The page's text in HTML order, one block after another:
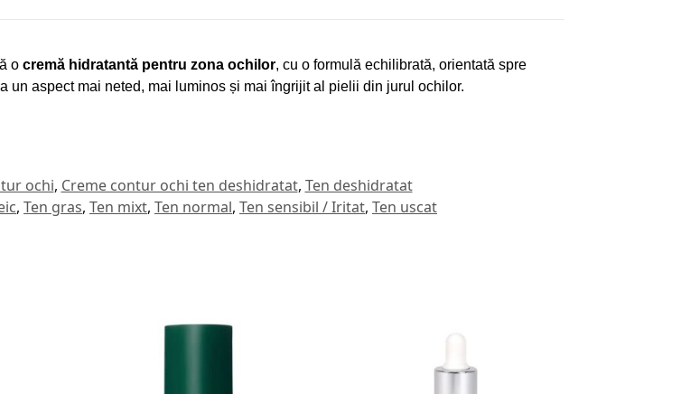
o cremă hidratantă pentru zona ochilor, cu o formulă echilibrată, orientată spre
aspect mai neted, mai luminos și mai îngrijit al pielii din jurul ochilor.
ochi, Creme contur ochi ten deshidratat, Ten deshidratat
, Ten gras, Ten mixt, Ten normal, Ten sensibil / Iritat, Ten uscat